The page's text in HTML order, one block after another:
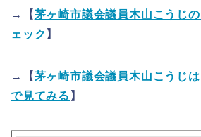
→【茅ヶ崎市議会議員木山こうじ
ェック 】
→【茅ヶ崎市議会議員木山こうじ
で見てみる 】